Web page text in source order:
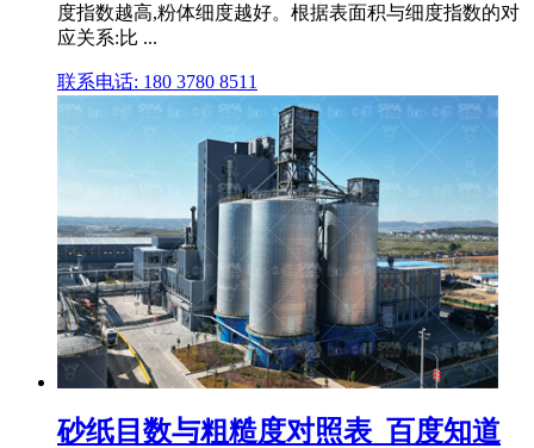
度指数越高,粉体细度越好。根据表面积与细度指数的对
应关系:比 ...
联系电话: 180 3780 8511
砂纸目数与粗糙度对照表_百度知道